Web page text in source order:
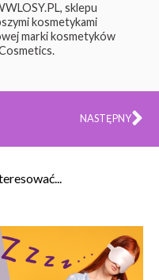
sklepu
kosmetykami
marki kosmetyków
NASTĘPNY